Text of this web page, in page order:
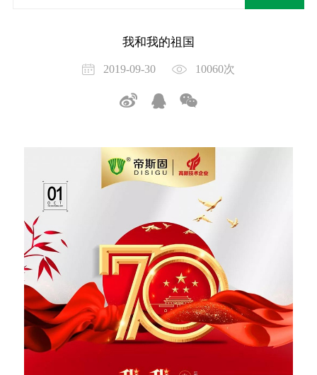
我和我的祖国
2019-09-30 10060次